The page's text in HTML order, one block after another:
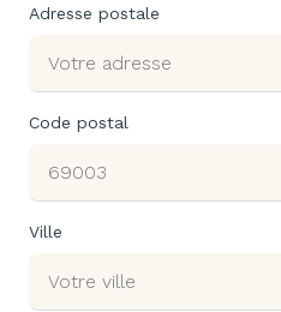
Adresse postale
Code postal
Ville